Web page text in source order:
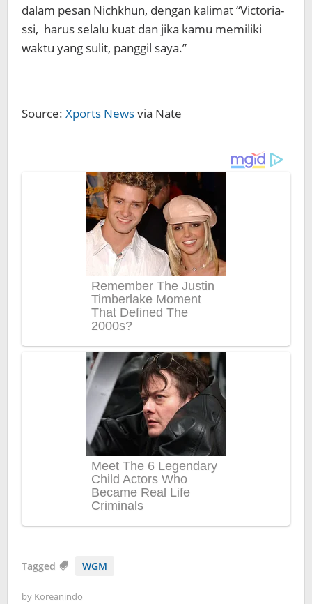
dalam pesan Nichkhun, dengan kalimat “Victoria-
ssi, harus selalu kuat dan jika kamu memiliki
waktu yang sulit, panggil saya.”
Source: Xports Newsvia Nate
Tagged WGM
by Koreanindo